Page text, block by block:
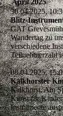
April 2025
30.04.2025,
Blitz-
GAT
Wandertag zu
verschiedene
08.04.2025,
Kalkhorster
Kalkhorst, Am
Kunst für
Instrumente